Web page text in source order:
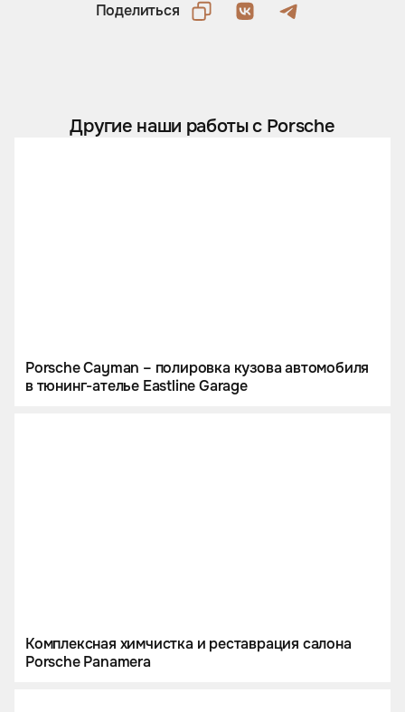
Поделиться
Другие наши работы с Porsche
Porsche Cayman – полировка кузова автомобиля
в тюнинг-ателье Eastline Garage
Комплексная химчистка и реставрация салона
Porsche Panamera